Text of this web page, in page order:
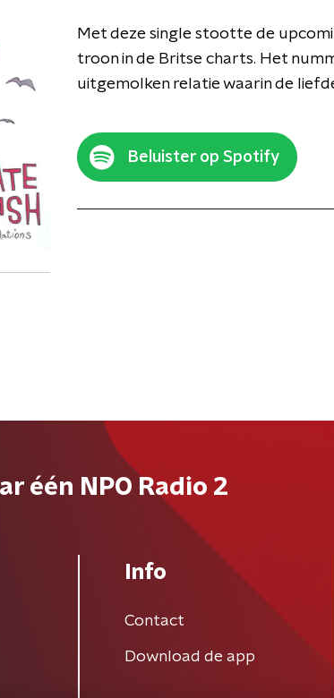
Met deze single stootte de
troon in de Britse charts. Het
uitgemolken relatie waarin de
Beluister op Spotify
één NPO Radio 2
Info
Contact
Download de app